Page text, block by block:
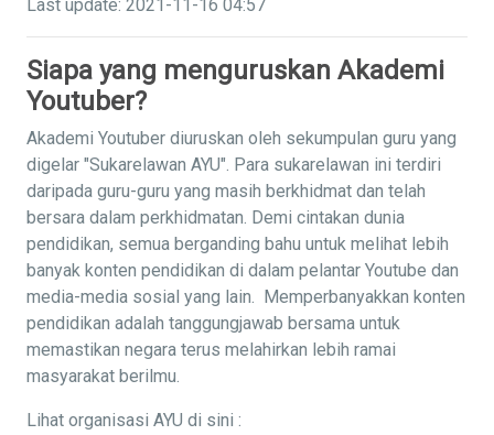
Last update: 2021-11-16 04:57
Siapa yang menguruskan Akademi
Youtuber?
Akademi Youtuber diuruskan oleh sekumpulan guru yang
digelar "Sukarelawan AYU". Para sukarelawan ini terdiri
daripada guru-guru yang masih berkhidmat dan telah
bersara dalam perkhidmatan. Demi cintakan dunia
pendidikan, semua berganding bahu untuk melihat lebih
banyak konten pendidikan di dalam pelantar Youtube dan
media-media sosial yang lain. Memperbanyakkan konten
pendidikan adalah tanggungjawab bersama untuk
memastikan negara terus melahirkan lebih ramai
masyarakat berilmu.
Lihat organisasi AYU di sini :